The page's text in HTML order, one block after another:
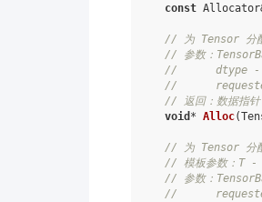
const Allocator
// 为 Tensor 分
// 参数：
//      dtype -
//
// 返回：数据指
void * Alloc(
// 为 Tensor 分
// 模板参数：T -
// 参数：
//